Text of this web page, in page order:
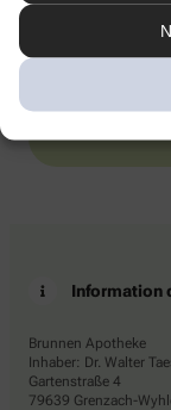
AHD.
31.12.2026.
gesamte
Information
Brunnen Apotheke
Inhaber: Dr. Walter
Gartenstraße 4
79639 Grenzach-